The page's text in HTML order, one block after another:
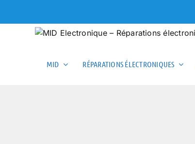
MID RÉPARATIONS ÉLECTRONIQUES